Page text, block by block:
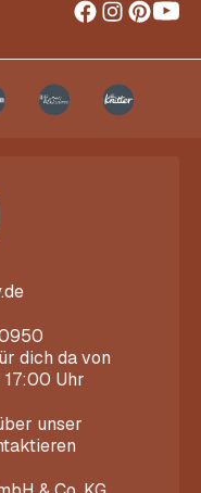
dich da von
Uhr
unser